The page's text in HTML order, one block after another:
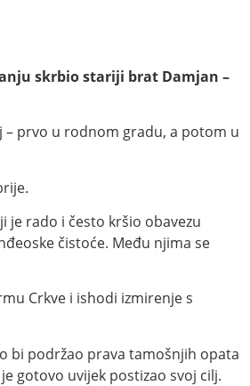
skrbio stariji brat Damjan –
prvo u rodnom gradu, a potom u
je rado i često kršio obavezu
čistoće. Među njima se
Crkve i ishodi izmirenje s
bi podržao prava tamošnjih opata
gotovo uvijek postizao svoj cilj.